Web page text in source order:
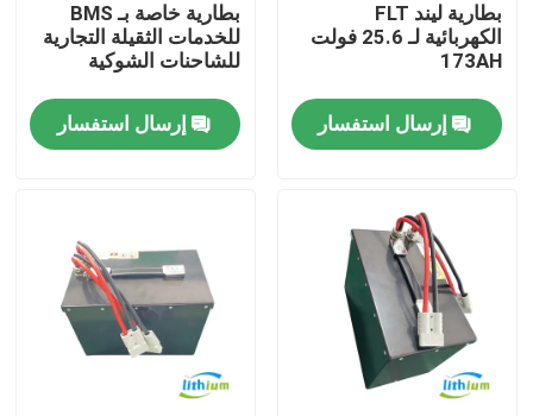
بيت
منتجات
معلومات عنا
جولة في المعمل
رقابة جودة
بطارية ليند FLT
الكهربائية لـ 25.6 فولت
173AH
إرسال استفسار
بطارية خاصة بـ BMS
للخدمات الثقيلة التجارية
للشاحنات الشوكية
إرسال استفسار